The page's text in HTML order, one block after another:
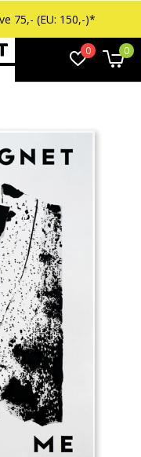
0 0
75,- (EU: 150,-)*